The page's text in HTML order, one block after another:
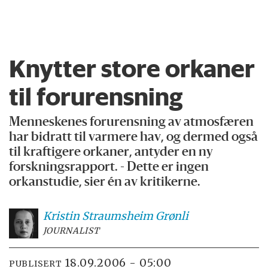
Knytter store orkaner
til forurensning
Menneskenes forurensning av atmosfæren
har bidratt til varmere hav, og dermed også
til kraftigere orkaner, antyder en ny
forskningsrapport. - Dette er ingen
orkanstudie, sier én av kritikerne.
Kristin Straumsheim Grønli
JOURNALIST
PUBLISERT 18.09.2006 - 05:00